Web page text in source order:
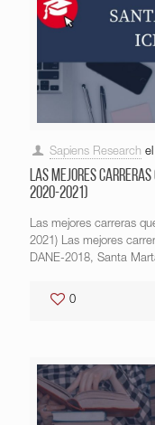
Sapiens Research el
Las mejores carreras
2020-2021)
Las mejores carreras
2021) Las mejores
DANE-2018, Santa
0